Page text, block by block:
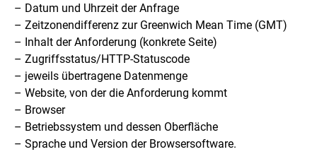
– Datum und Uhrzeit der Anfrage
– Zeitzonendifferenz zur Greenwich Mean Time (GMT)
– Inhalt der Anforderung (konkrete Seite)
– Zugriffsstatus/HTTP-Statuscode
– jeweils übertragene Datenmenge
– Website, von der die Anforderung kommt
– Browser
– Betriebssystem und dessen Oberfläche
– Sprache und Version der Browsersoftware.